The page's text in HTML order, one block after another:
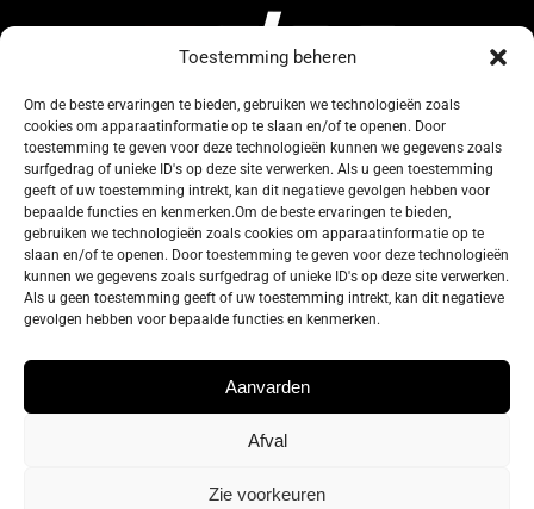
Toestemming beheren
Om de beste ervaringen te bieden, gebruiken we technologieën zoals
cookies om apparaatinformatie op te slaan en/of te openen. Door
toestemming te geven voor deze technologieën kunnen we gegevens zoals
surfgedrag of unieke ID's op deze site verwerken. Als u geen toestemming
geeft of uw toestemming intrekt, kan dit negatieve gevolgen hebben voor
bepaalde functies en kenmerken.Om de beste ervaringen te bieden,
gebruiken we technologieën zoals cookies om apparaatinformatie op te
slaan en/of te openen. Door toestemming te geven voor deze technologieën
kunnen we gegevens zoals surfgedrag of unieke ID's op deze site verwerken.
Als u geen toestemming geeft of uw toestemming intrekt, kan dit negatieve
gevolgen hebben voor bepaalde functies en kenmerken.
Aanvarden
Afval
Zie voorkeuren
134, Rue de Coquelet
5000 Bouge-Namur
Belgique
info@zelos.be
Tel : +32(0) 81/20.83.97
TVA : 0695.625.206